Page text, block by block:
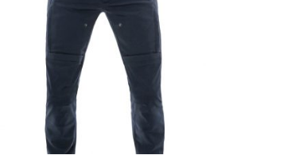
desideri